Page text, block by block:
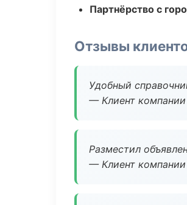
Партнёрство с
Отзывы
Удобный
— Клиент компании
Разместил
— Клиент компании